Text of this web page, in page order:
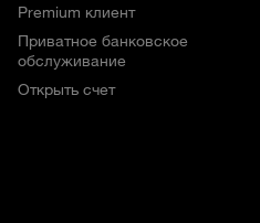
Premium клиент
Приватное банковское
обслуживание
Открыть счет